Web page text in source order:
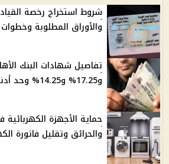
والأوراق المطلوبة وخطوات
و17.25% و14.25% وحد أدنى 1000 جنيه
حماية الأجهزة
والحرائق وتقليل فاتورة